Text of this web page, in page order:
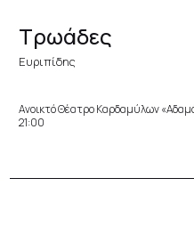
Τρωάδες
Ευριπίδης
Ανοικτό Θέατρο Καρδαμύλων
21:00